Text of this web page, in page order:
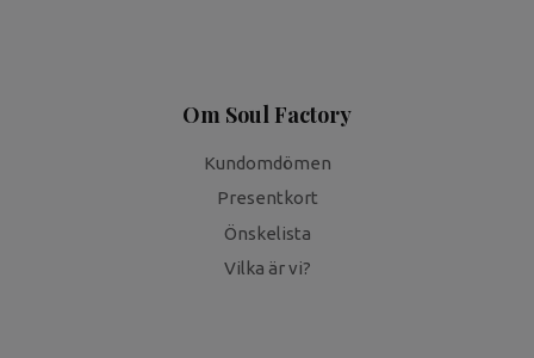
Om Soul Factory
Kundomdömen
Presentkort
Önskelista
Vilka är vi?